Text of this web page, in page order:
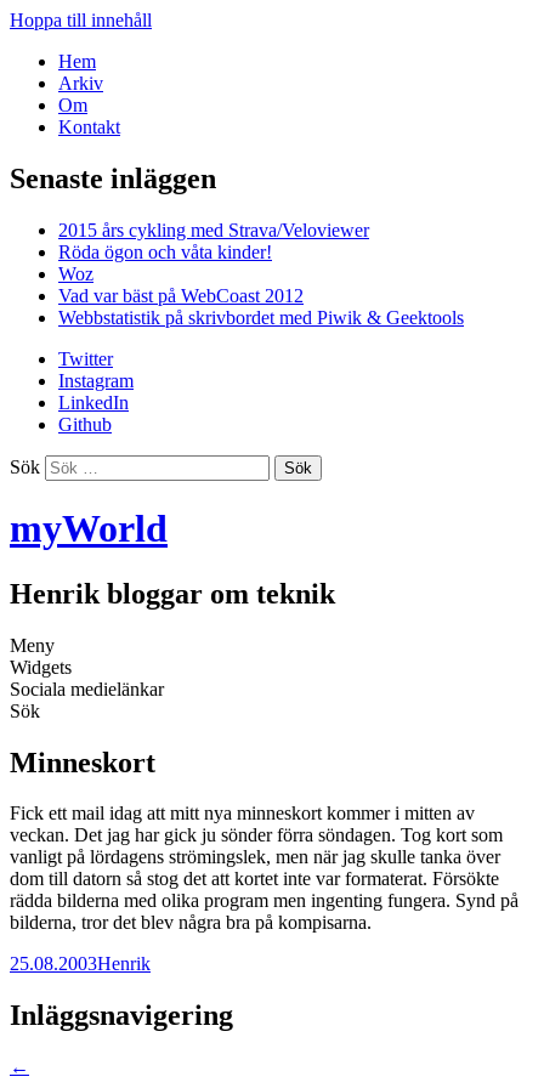
Hoppa till innehåll
Hem
Arkiv
Om
Kontakt
Senaste inläggen
2015 års cykling med Strava/Veloviewer
Röda ögon och våta kinder!
Woz
Vad var bäst på WebCoast 2012
Webbstatistik på skrivbordet med Piwik & Geektools
Twitter
Instagram
LinkedIn
Github
Sök
myWorld
Henrik bloggar om teknik
Meny
Widgets
Sociala medielänkar
Sök
Minneskort
Fick ett mail idag att mitt nya minneskort kommer i mitten av
veckan. Det jag har gick ju sönder förra söndagen. Tog kort som
vanligt på lördagens strömingslek, men när jag skulle tanka över
dom till datorn så stog det att kortet inte var formaterat. Försökte
rädda bilderna med olika program men ingenting fungera. Synd på
bilderna, tror det blev några bra på kompisarna.
25.08.2003Henrik
Inläggsnavigering
←